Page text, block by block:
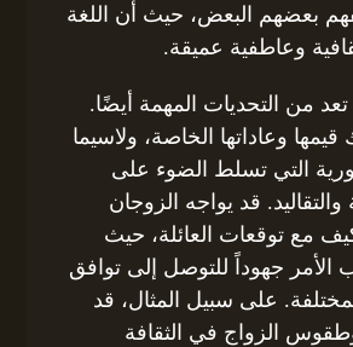
بعضهم البعض، حيث أن اللغة
وعاطفية عميقة.
تعد من التحديات المهمة أيضًا.
وعاداتها الخاصة، ولاسيما
التي تسلط الضوء على
والتقاليد. قد يواجه الزوجان
مع توقعات العائلة، حيث
الأمر جهوداً للتوصل إلى توافق
على سبيل المثال، قد
الزواج في الثقافة